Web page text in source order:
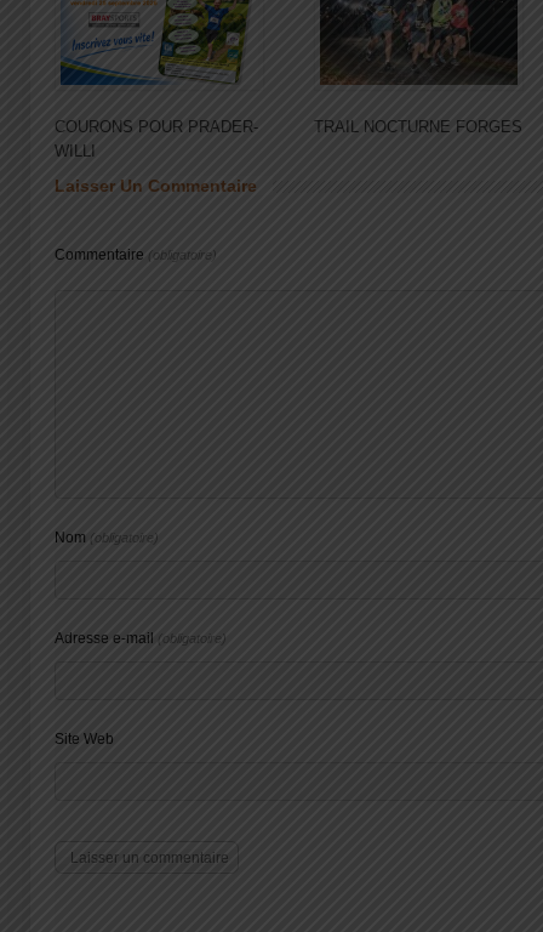
COURONS POUR PRADER-
WILLI
TRAIL NOCTURNE FORGES
Laisser Un Commentaire
Commentaire (obligatoire)
Nom (obligatoire)
Adresse e-mail (obligatoire)
Site Web